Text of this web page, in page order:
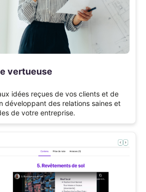
vertueuse
idées reçues de vos clients et de
développant des relations saines et
de votre entreprise.